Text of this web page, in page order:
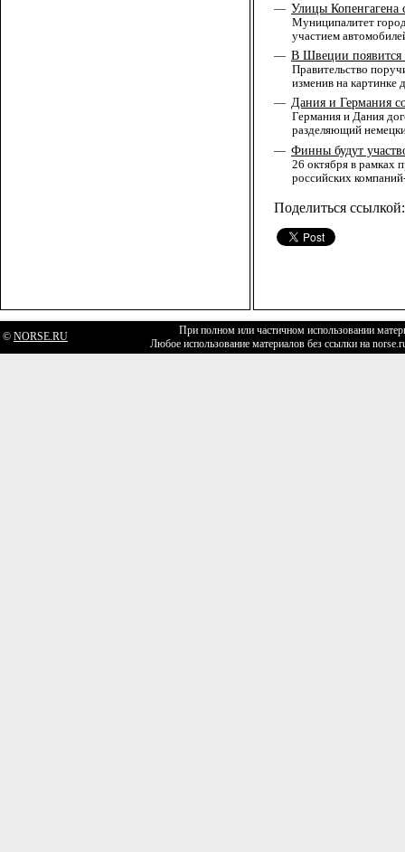
— Улицы Копенгагена
Муниципалитет
участием
— В Швеции
Правительство
изменив на картинке
— Дания и Германия
Германия и Дания
разделяющий
— Финны будут
26 октября в рамках
российских
Поделиться ссылкой:
© NORSE.RU
При полном или частичном использовании
Любое использование материалов без ссылки на